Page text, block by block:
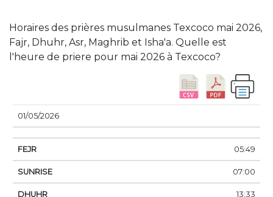
Horaires des prières musulmanes Texcoco mai 2026,
Fajr, Dhuhr, Asr, Maghrib et Isha'a. Quelle est
l'heure de priere pour mai 2026 à Texcoco?
DATE
01/05/2026
05:49
07:00
13:33